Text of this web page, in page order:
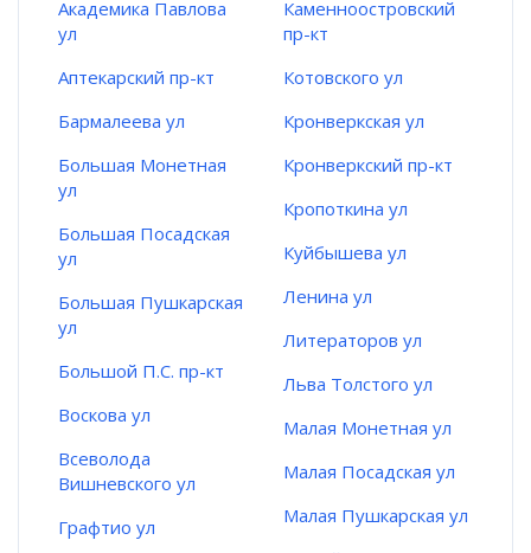
Академика Павлова
ул
Аптекарский пр-кт
Бармалеева ул
Большая Монетная
ул
Большая Посадская
ул
Большая Пушкарская
ул
Большой П.С. пр-кт
Воскова ул
Всеволода
Вишневского ул
Графтио ул
Каменноостровский
пр-кт
Котовского ул
Кронверкская ул
Кронверкский пр-кт
Кропоткина ул
Куйбышева ул
Ленина ул
Литераторов ул
Льва Толстого ул
Малая Монетная ул
Малая Посадская ул
Малая Пушкарская ул